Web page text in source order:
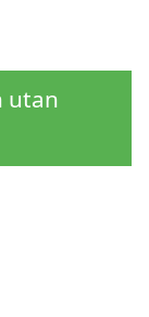
utan